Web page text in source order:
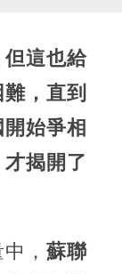
但這也給
，直到
始爭相
揭開了
， 蘇聯